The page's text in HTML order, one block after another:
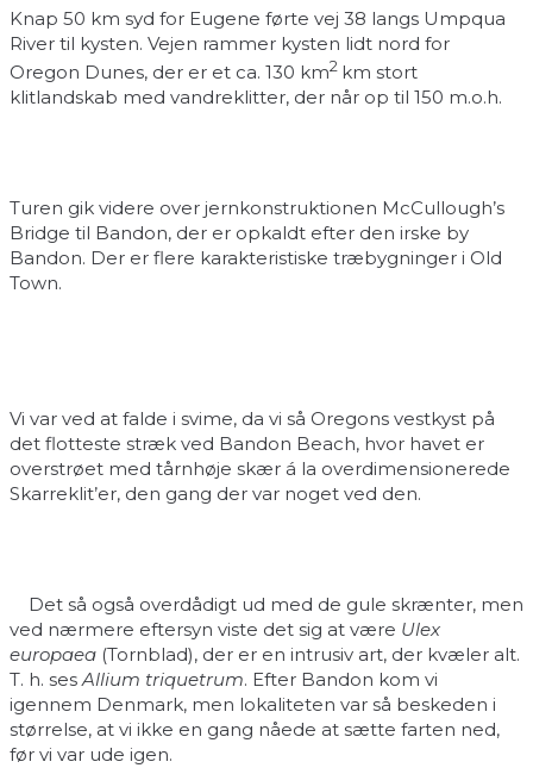
Knap 50 km syd for Eugene førte vej 38 langs Umpqua
River til kysten. Vejen rammer kysten lidt nord for
Oregon Dunes, der er et ca. 130 km2 km stort
klitlandskab med vandreklitter, der når op til 150 m.o.h.
Turen gik videre over jernkonstruktionen McCullough’s
Bridge til Bandon, der er opkaldt efter den irske by
Bandon. Der er flere karakteristiske træbygninger i Old
Town.
Vi var ved at falde i svime, da vi så Oregons vestkyst på
det flotteste stræk ved Bandon Beach, hvor havet er
overstrøet med tårnhøje skær á la overdimensionerede
Skarreklit’er, den gang der var noget ved den.
Det så også overdådigt ud med de gule skrænter, men
ved nærmere eftersyn viste det sig at være Ulex
europaea (Tornblad), der er en intrusiv art, der kvæler alt.
T. h. sesAllium triquetrum. Efter Bandon kom vi
igennem Denmark, men lokaliteten var så beskeden i
størrelse, at vi ikke en gang nåede at sætte farten ned,
før vi var ude igen.